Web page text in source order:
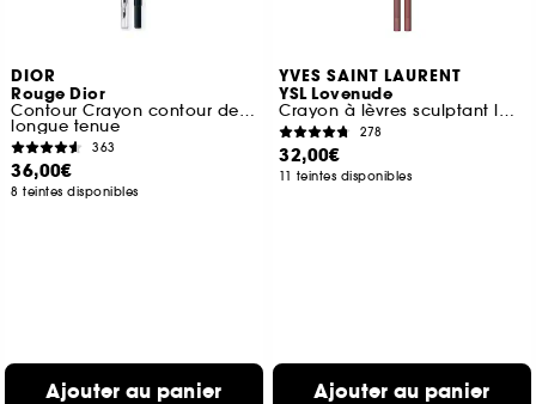
DIOR
Rouge Dior
Contour Crayon contour des lèvres sans transfert
longue tenue
363
36,00€
8 teintes disponibles
Ajouter au panier
YVES SAINT LAURENT
YSL Lovenude
Crayon à lèvres sculptant longue tenue
278
32,00€
11 teintes disponibles
Ajouter au panier